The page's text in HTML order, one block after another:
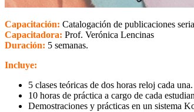
Capacitación: Catalogación de publicaciones
Capacitadora: Prof. Verónica Lencinas
Duración: 5 semanas.
Incluye:
5 clases teóricas de dos horas reloj cada una.
10 horas de práctica a cargo de cada
Demostraciones y prácticas en un sistema